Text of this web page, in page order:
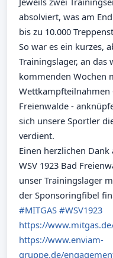
absolviert, was am
bis zu 10.000
So war es ein kurzes,
Trainingslager, an
kommenden Wochen
Wettkampfteilnahmen
Freienwalde -
sich unsere Sportler
verdient.
Einen herzlichen
WSV 1923 Bad
unser Trainingslager
der Sponsoringfibel
#MITGAS #WSV1923
https://
https://www.enviam-
gruppe.de/